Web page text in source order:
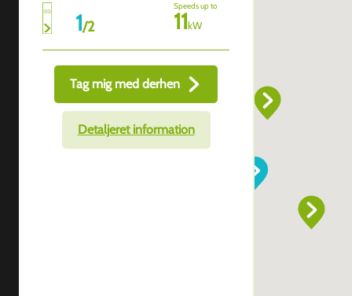
1/2
Speeds up to
11kW
Tag mig med derhen
Detaljeret information